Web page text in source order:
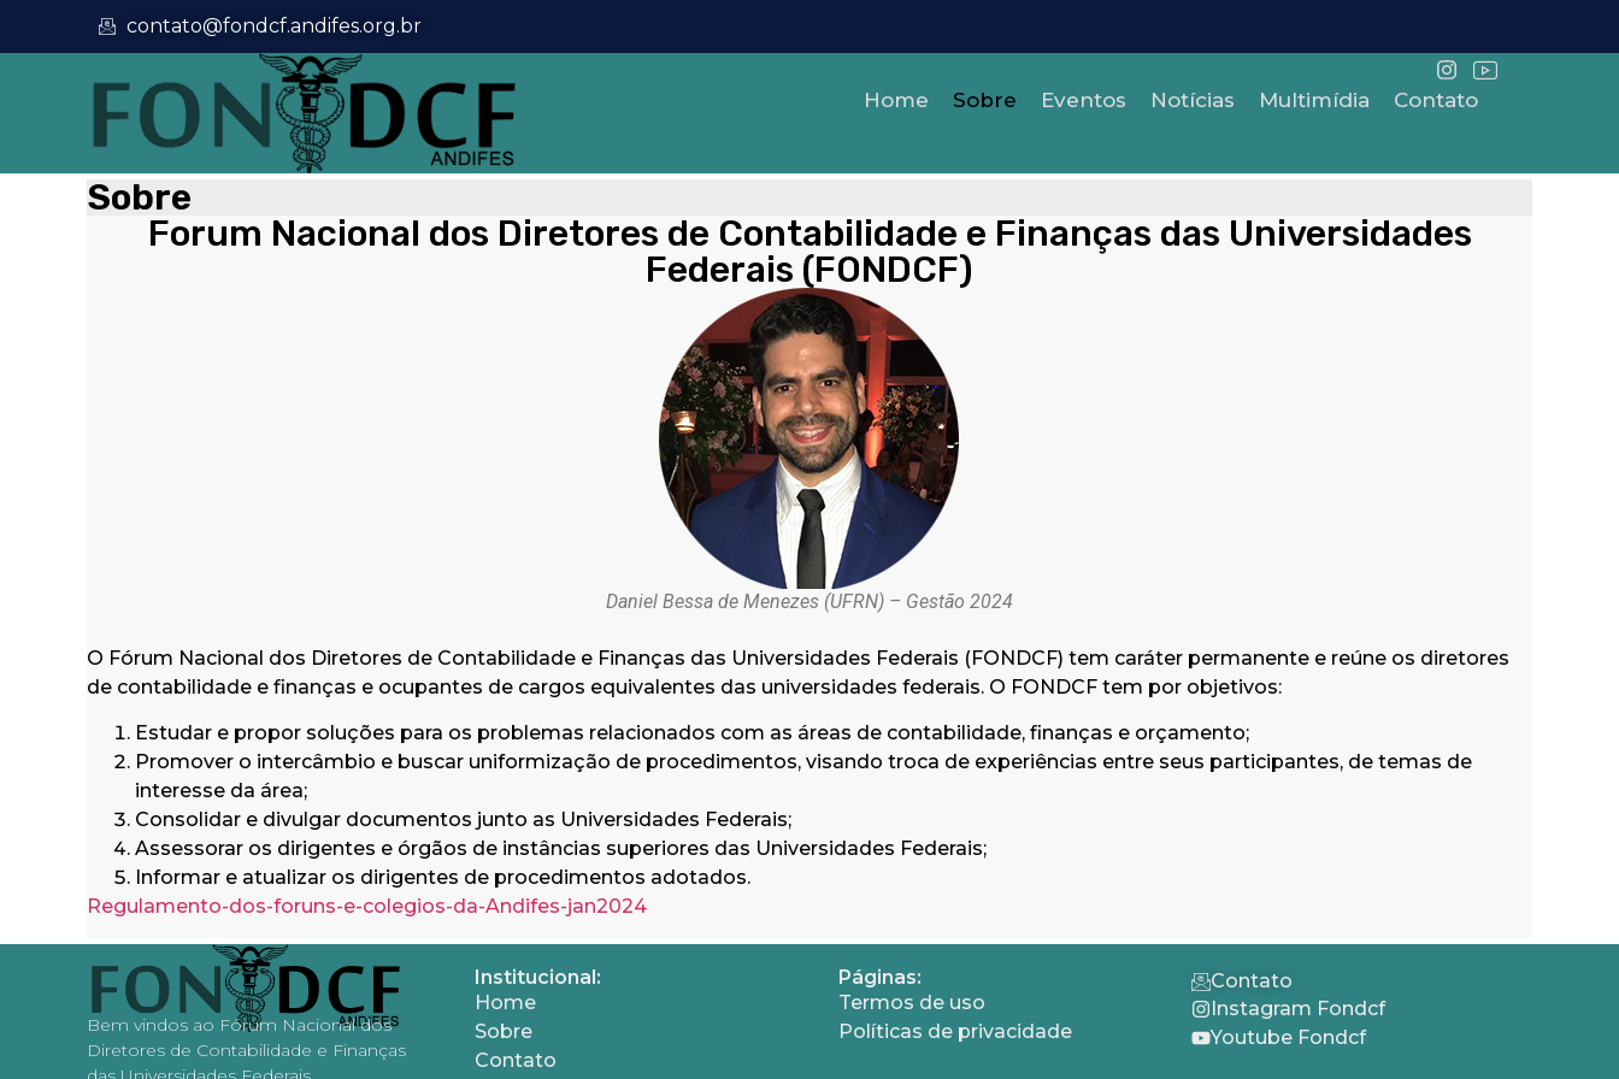
contato@fondcf.andifes.org.br
Home Sobre Eventos Notícias Multimídia Contato
Sobre
Forum Nacional dos Diretores de Contabilidade e Finanças das Universidades
Federais (FONDCF)
Daniel Bessa de Menezes (UFRN) – Gestão 2024
O Fórum Nacional dos Diretores de Contabilidade e Finanças das Universidades Federais (FONDCF) tem caráter permanente e reúne os diretores
de contabilidade e finanças e ocupantes de cargos equivalentes das universidades federais. O FONDCF tem por objetivos:
Estudar e propor soluções para os problemas relacionados com as áreas de contabilidade, finanças e orçamento;
Promover o intercâmbio e buscar uniformização de procedimentos, visando troca de experiências entre seus participantes, de temas de
interesse da área;
Consolidar e divulgar documentos junto as Universidades Federais;
Assessorar os dirigentes e órgãos de instâncias superiores das Universidades Federais;
Informar e atualizar os dirigentes de procedimentos adotados.
Regulamento-dos-foruns-e-colegios-da-Andifes-jan2024
Bem vindos ao Fórum Nacional dos
Diretores de Contabilidade e Finanças
Institucional:
Home
Sobre
Contato
Páginas:
Termos de uso
Políticas de privacidade
Contato
Instagram Fondcf
Youtube Fondcf